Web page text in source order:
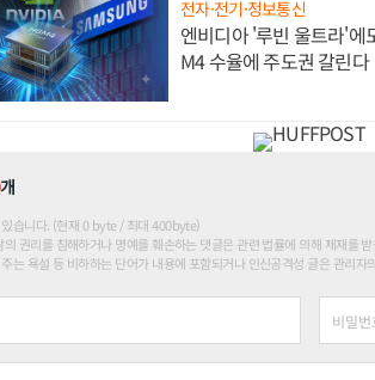
전자·전기·정보통신
엔비디아 '루빈 울트라'에
M4 수율에 주도권 갈린다
개
습니다. (현재 0 byte / 최대 400byte)
의 권리를 침해하거나 명예를 훼손하는 댓글은 관련 법률에 의해 제재를
는 욕설 등 비하하는 단어가 내용에 포함되거나 인신공격성 글은 관리자